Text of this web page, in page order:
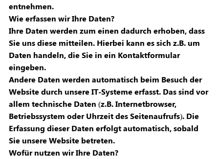
entnehmen.
Wie erfassen wir Ihre Daten?
Ihre Daten werden zum einen dadurch erhoben, dass
Sie uns diese mitteilen. Hierbei kann es sich z.B. um
Daten handeln, die Sie in ein Kontaktformular
eingeben.
Andere Daten werden automatisch beim Besuch der
Website durch unsere IT-Systeme erfasst. Das sind vor
allem technische Daten (z.B. Internetbrowser,
Betriebssystem oder Uhrzeit des Seitenaufrufs). Die
Erfassung dieser Daten erfolgt automatisch, sobald
Sie unsere Website betreten.
Wofür nutzen wir Ihre Daten?